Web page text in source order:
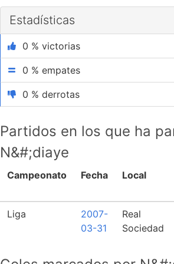
Estadísticas
0 % victorias
0 % empates
0 % derrotas
Partidos en los que ha
N&#;diaye
Campeonato Fecha Local
Liga
2007-
03-31
Real
Sociedad